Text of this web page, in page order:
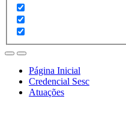
Página Inicial
Credencial Sesc
Atuações